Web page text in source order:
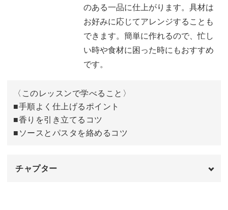
14:47
16:42
のある一品に仕上がります。具材は
お好みに応じてアレンジすることも
できます。簡単に作れるので、忙し
い時や食材に困った時にもおすすめ
です。
〈このレッスンで学べること〉
■手順よく仕上げるポイント
■香りを引き立てるコツ
■ソースとパスタを絡めるコツ
チャプター